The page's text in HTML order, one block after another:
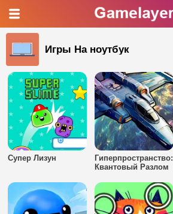
Игры На ноутбук
Супер Лизун
Гиперпространство:
Квантовый Разлом